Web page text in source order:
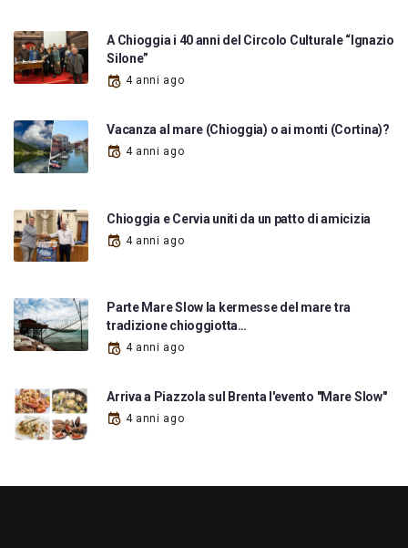
A Chioggia i 40 anni del Circolo Culturale “Ignazio
Silone”
4 anni ago
Vacanza al mare (Chioggia) o ai monti (Cortina)?
4 anni ago
Chioggia e Cervia uniti da un patto di amicizia
4 anni ago
Parte Mare Slow la kermesse del mare tra
tradizione chioggiotta…
4 anni ago
Arriva a Piazzola sul Brenta l'evento "Mare Slow"
4 anni ago